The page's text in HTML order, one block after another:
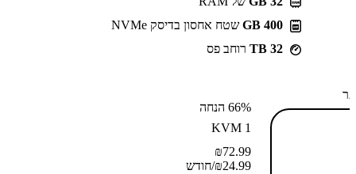
400 GB
שטח אחסון בדיסק NVMe
32 TB
רוחב פס
66% הנחה
KVM 1
72.99
₪
24.99
₪/חודש